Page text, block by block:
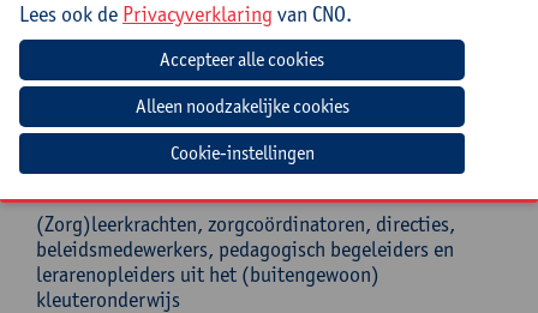
om wiskundige ontwikkeling te ondersteunen;
toon je aan hoe je via begeleide interactie en
spel aan de minimumdoelen werkt;
onderbouw je je eigen wiskundeaanbod vanuit
groeileerlijnen en minimumdoelen.
Doelgroep
(Zorg)leerkrachten, zorgcoördinatoren, directies,
beleidsmedewerkers, pedagogisch begeleiders en
lerarenopleiders uit het (buitengewoon)
kleuteronderwijs
Lees ook de Privacyverklaring van CNO.
Cookie-instellingen